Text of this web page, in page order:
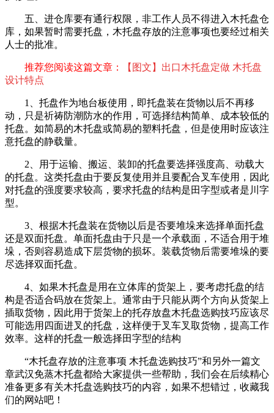
五、进仓库要有通行权限，非工作人员不得进入木托盘仓
库，如果暂时需要托盘，木托盘存放的注意事项也要经过相关
人士的批准。
推荐您阅读这篇文章：
【图文】出口木托盘定做 木托盘
设计特点
1、托盘作为地台板使用，即托盘装在货物以后不再移
动，只是祈祷防潮防水的作用，可选择结构简单、成本较低的
托盘。如简易的木托盘或简易的塑料托盘，但是使用时应该注
意托盘的静载量。
2、用于运输、搬运、装卸的托盘要选择强度高、动载大
的托盘。这类托盘由于要反复使用并且要配合叉车使用，因此
对托盘的强度要求较高，要求托盘的结构是田字型或者是川字
型。
3、根据木托盘装在货物以后是否要堆垛来选择单面托盘
还是双面托盘。单面托盘由于只是一个承载面，不适合用于堆
垛，否则容易造成下层货物的损坏。装载货物后需要堆垛的要
尽选择双面托盘。
4、如果木托盘是用在立体库的货架上，要考虑托盘的结
构是否适合码放在货架上。通常由于只能从两个方向从货架上
插取货物，因此用于货架上的托存放盘木托盘选购技巧应该尽
可能选用四面进叉的托盘，这样便于叉车叉取货物，提高工作
效率。这样的托盘一般选择田字型的结构
“木托盘存放的注意事项 木托盘选购技巧”和另外一篇文
章武汉免蒸木托盘都给大家提供一些帮助，我们会在后续精心
准备更多有关木托盘选购技巧的内容，如果不想错过，收藏我
们的网站吧！